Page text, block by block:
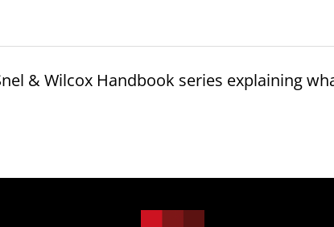
& Wilcox Handbook series explaining